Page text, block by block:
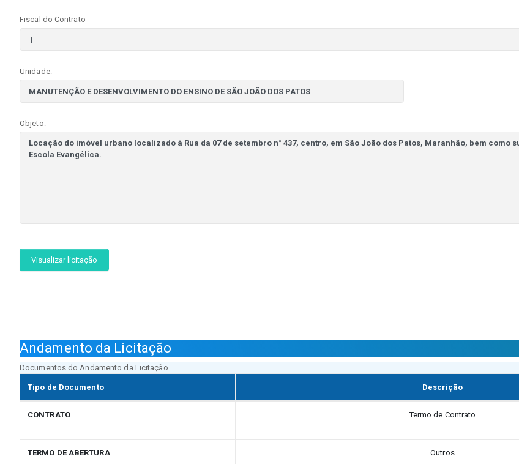
Fiscal do Contrato
Unidade:
Objeto:
Visualizar licitação
Andamento da Licitação
Documentos do Andamento da Licitação
Tipo de Documento Descrição
CONTRATO Termo de Contrato
TERMO DE ABERTURA Outros